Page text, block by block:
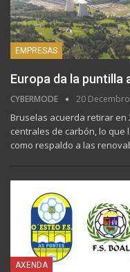
EMPRESAS
Europa da la puntilla
CYBERMODE 20
Bruselas acuerda retirar en
centrales de carbón, lo que
como respaldo a las
AXENDA